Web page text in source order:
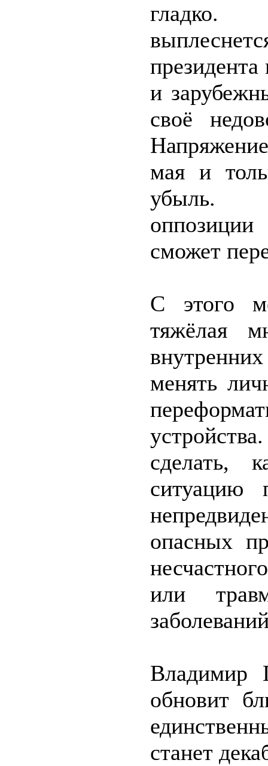
гладко.
президента
и
своё
мая и
убыль.
сможет
С этого
тяжёлая
менять
сделать,
ситуацию
опасных
или
Владимир
обновит
станет